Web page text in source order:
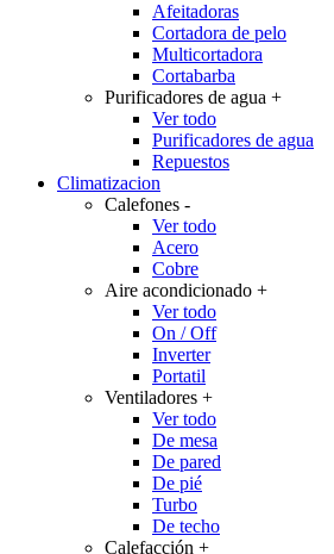
Afeitadoras
Cortadora de pelo
Multicortadora
Cortabarba
Purificadores de agua +
Ver todo
Purificadores de agua
Repuestos
Climatizacion
Calefones -
Ver todo
Acero
Cobre
Aire acondicionado +
Ver todo
On / Off
Inverter
Portatil
Ventiladores +
Ver todo
De mesa
De pared
De pié
Turbo
De techo
Calefacción +